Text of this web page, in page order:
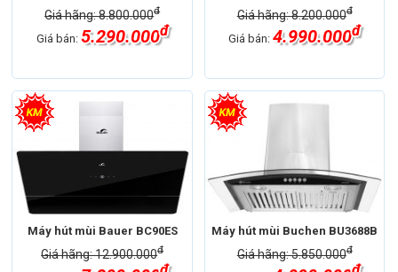
Giá hãng: 8.800.000đ
Giá bán: 5.290.000đ
Giá hãng: 8.200.000đ
Giá bán:4.990.000đ
Máy hút mùi Bauer BC90ES
Giá hãng: 12.900.000đ
Máy hút mùi Buchen BU3688B
Giá hãng: 5.850.000đ